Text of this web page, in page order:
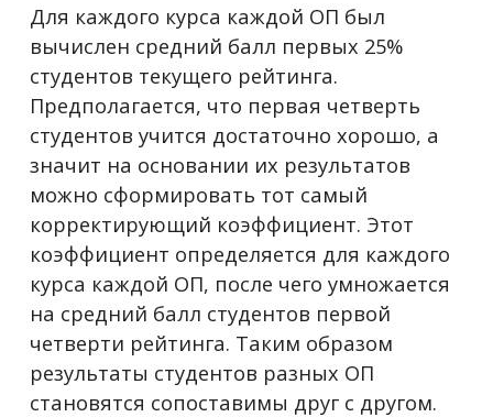
Для каждого курса каждой ОП был
вычислен средний балл первых 25%
студентов текущего рейтинга.
Предполагается, что первая четверть
студентов учится достаточно хорошо, а
значит на основании их результатов
можно сформировать тот самый
корректирующий коэффициент. Этот
коэффициент определяется для каждого
курса каждой ОП, после чего умножается
на средний балл студентов первой
четверти рейтинга. Таким образом
результаты студентов разных ОП
становятся сопоставимы друг с другом.